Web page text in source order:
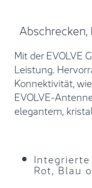
Abschrecken,
Mit der EVOLVE
Leistung.
Konnektivität,
EVOLVE-
elegantem,
Integrierte
Rot, Blau